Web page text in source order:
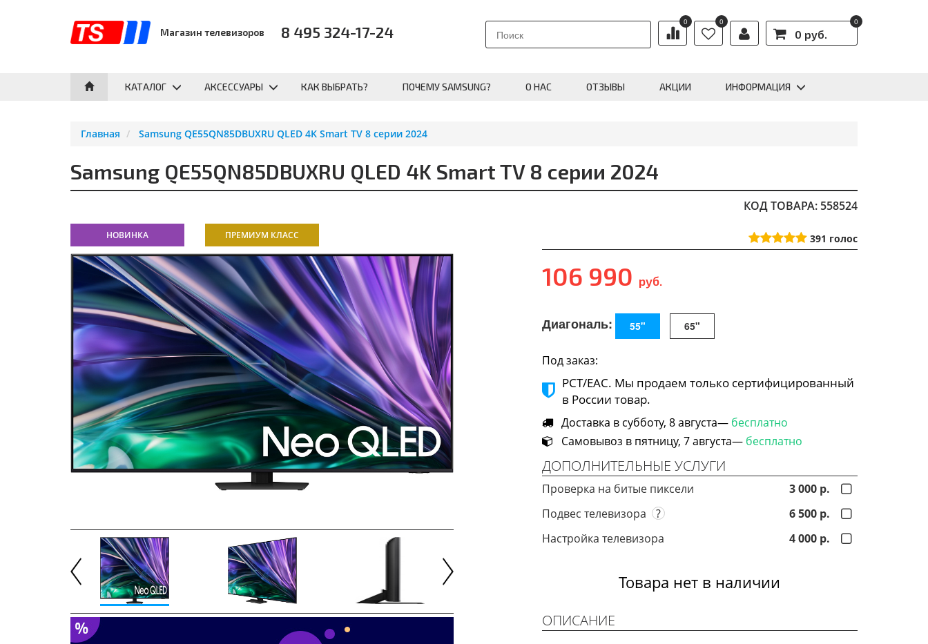
Магазин телевизоров 8 495 324-17-24
0 0
0 руб.
0
КАТАЛОГ АКСЕССУАРЫ КАК ВЫБРАТЬ? ПОЧЕМУ SAMSUNG? О НАС ОТЗЫВЫ АКЦИИ ИНФОРМАЦИЯ
Главная Samsung QE55QN85DBUXRU QLED 4K Smart TV 8 серии 2024
Samsung QE55QN85DBUXRU QLED 4K Smart TV 8 серии 2024
КОД ТОВАРА: 558524
НОВИНКА ПРЕМИУМ КЛАСС
Previous
391 голос
106 990 руб.
Диагональ: 55" 65"
Под заказ:
РСТ/ЕАС. Мы продаем только сертифицированный
в России товар.
Доставка в субботу, 8 августа— бесплатно
Самовывоз в пятницу, 7 августа— бесплатно
ДОПОЛНИТЕЛЬНЫЕ УСЛУГИ
Проверка на битые пиксели
3 000 р.
Подвес телевизора
?
6 500 р.
Настройка телевизора
4 000 р.
Товара нет в наличии
ОПИСАНИЕ